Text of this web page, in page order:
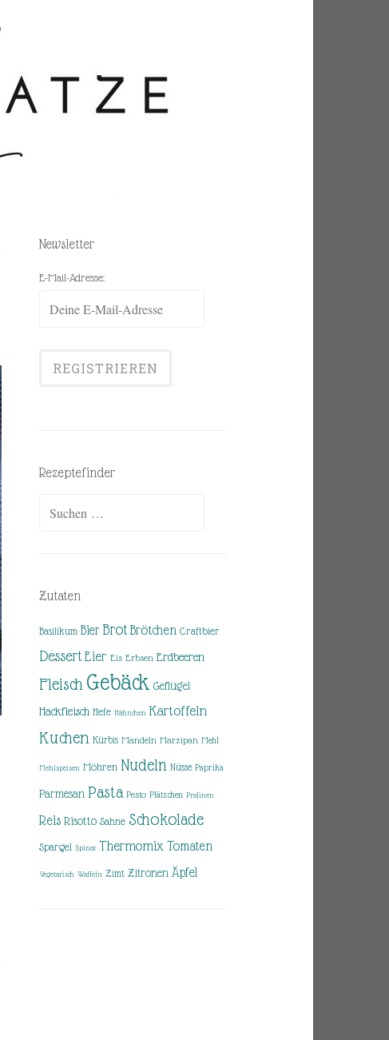
Newsletter
E-Mail-Adresse:
Rezeptefinder
Zutaten
Basilikum Bier Brot Brötchen Craftbier
Dessert Eier Eis Erbsen Erdbeeren
Fleisch Gebäck Geflügel
Hackfleisch Hefe Hähnchen Kartoffeln
Kuchen Kürbis Mandeln Marzipan Mehl
Mehlspeisen Möhren Nudeln Nüsse Paprika
Parmesan Pasta Pesto Plätzchen Pralinen
Reis Risotto Sahne Schokolade
Spargel Spinat Thermomix Tomaten
Vegetarisch Waffeln Zimt Zitronen Äpfel